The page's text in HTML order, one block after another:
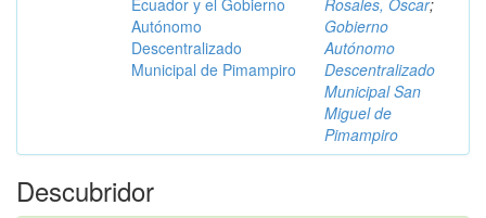
Ecuador y el Gobierno
Autónomo
Descentralizado
Municipal de Pimampiro
Rosales, Óscar;
Gobierno
Autónomo
Descentralizado
Municipal San
Miguel de
Pimampiro
Descubridor